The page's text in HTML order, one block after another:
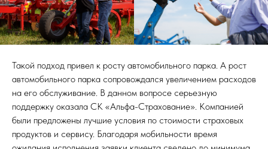
Такой подход привел к росту автомобильного парка. А рост
автомобильного парка сопровождался увеличением расходов
на его обслуживание. В данном вопросе серьезную
поддержку оказала СК «Альфа-Страхование». Компанией
были предложены лучшие условия по стоимости страховых
продуктов и сервису. Благодаря мобильности время